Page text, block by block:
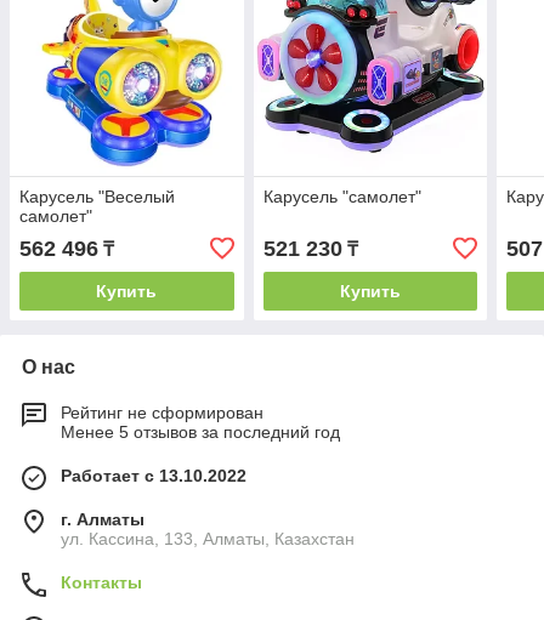
Карусель "Веселый
самолет"
562 496 ₸
Купить
Карусель "самолет"
521 230₸
Купить
О нас
Рейтинг не сформирован
Менее 5 отзывов за последний год
Работает с 13.10.2022
г. Алматы
ул. Кассина, 133, Алматы, Казахстан
Контакты